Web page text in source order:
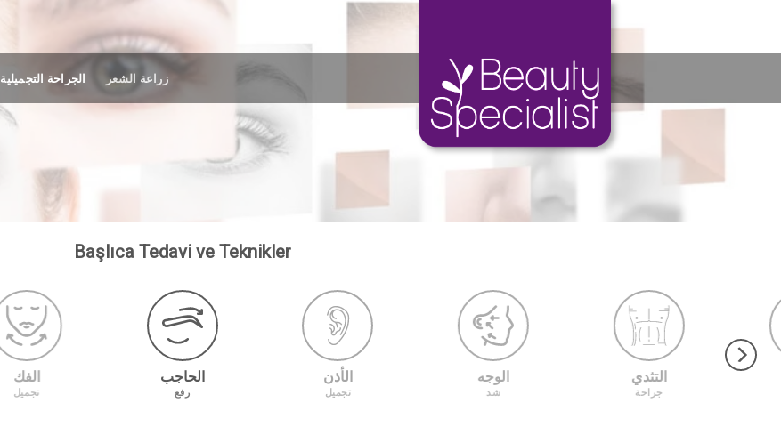
content
زراعة الشعر الجراحة التجميلية
Başlıca Tedavi ve Teknikler
التثدي
جراحة
الوجه
شد
الأذن
تجميل
الحاجب
رفع
الفك
نجميل